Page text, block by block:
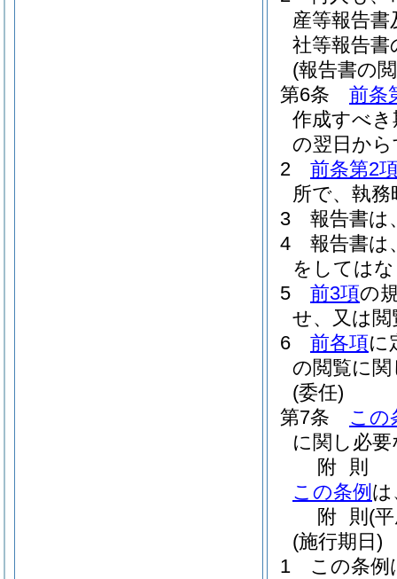
産等報告
社等報告
(報告書の
第6条
前条
作成すべ
の翌日か
2
前条第2
所で、執
3
報告書は
4
報告書は
をしては
5
前3項の
せ、又は
6
前各項に
の閲覧に
(委任)
第7条
この
に関し必
附 則
この条例 は
附 則 (
(施行期日)
1
この条例